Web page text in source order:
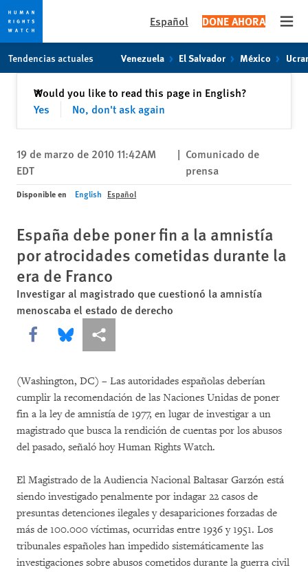
content
Español DONE AHORA
Tendencias actuales Venezuela El Salvador México
Would you like to read this page in English?
Yes
No, don't ask again
✕Cerrar
19 de marzo de 2010 11:42AM
EDT
| Comunicado de
prensa
Disponible en English Español
España debe poner fin a la amnistía
por atrocidades cometidas durante la
era de Franco
Investigar al magistrado que cuestionó la amnistía
menoscaba el estado de derecho
Share this via Facebook
Share this via Bluesky
Share this via Compartir
(Washington, DC) – Las autoridades españolas deberían
cumplir la recomendación de las Naciones Unidas de poner
fin a la ley de amnistía de 1977, en lugar de investigar a un
magistrado que busca la rendición de cuentas por los abusos
del pasado, señaló hoy Human Rights Watch.
El Magistrado de la Audiencia Nacional Baltasar Garzón está
siendo investigado penalmente por indagar 22 casos de
presuntas detenciones ilegales y desapariciones forzadas de
más de 100.000 víctimas, ocurridas entre 1936 y 1951. Los
tribunales españoles han impedido sistemáticamente las
investigaciones sobre abusos cometidos durante la guerra civil